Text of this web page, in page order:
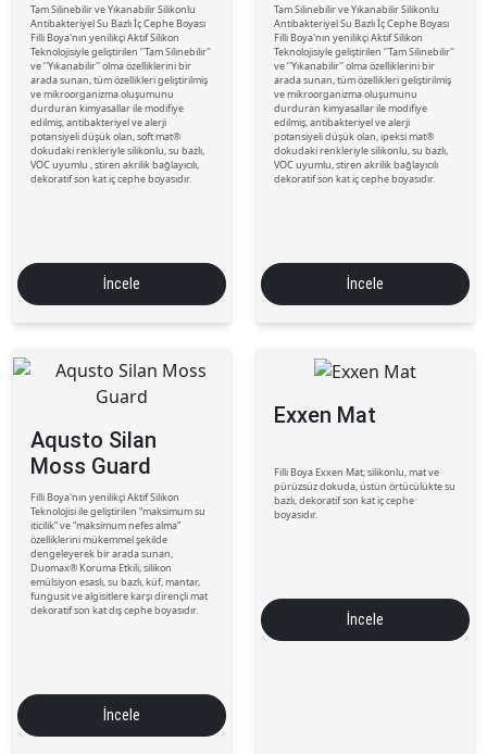
Tam Silinebilir ve Yıkanabilir Silikonlu
Antibakteriyel Su Bazlı İç Cephe Boyası
Filli Boya'nın yenilikçi Aktif Silikon
Teknolojisiyle geliştirilen ‘'Tam Silinebilir''
ve ‘'Yıkanabilir'' olma özelliklerini bir
arada sunan, tüm özellikleri geliştirilmiş
ve mikroorganizma oluşumunu
durduran kimyasallar ile modifiye
edilmiş, antibakteriyel ve alerji
potansiyeli düşük olan, soft mat®
dokudaki renkleriyle silikonlu, su bazlı,
VOC uyumlu , stiren akrilik bağlayıcılı,
dekoratif son kat iç cephe boyasıdır.
İncele
Tam Silinebilir ve Yıkanabilir Silikonlu
Antibakteriyel Su Bazlı İç Cephe Boyası
Filli Boya'nın yenilikçi Aktif Silikon
Teknolojisiyle geliştirilen ‘'Tam Silinebilir''
ve ‘'Yıkanabilir'' olma özelliklerini bir
arada sunan, tüm özellikleri geliştirilmiş
ve mikroorganizma oluşumunu
durduran kimyasallar ile modifiye
edilmiş, antibakteriyel ve alerji
potansiyeli düşük olan, ipeksi mat®
dokudaki renkleriyle silikonlu, su bazlı,
VOC uyumlu, stiren akrilik bağlayıcılı
dekoratif son kat iç cephe boyasıdır.
İncele
Aqusto Silan
Moss Guard
Filli Boya'nın yenilikçi Aktif Silikon
Teknolojisi ile geliştirilen “maksimum su
iticilik” ve “maksimum nefes alma”
özelliklerini mükemmel şekilde
dengeleyerek bir arada sunan,
Duomax® Koruma Etkili, silikon
emülsiyon esaslı, su bazlı, küf, mantar,
fungusit ve algisitlere karşı dirençli mat
dekoratif son kat dış cephe boyasıdır.
İncele
Exxen Mat
Filli Boya Exxen Mat; silikonlu, mat ve
pürüzsüz dokuda, üstün örtücülükte su
bazlı, dekoratif son kat iç cephe
boyasıdır.
İncele